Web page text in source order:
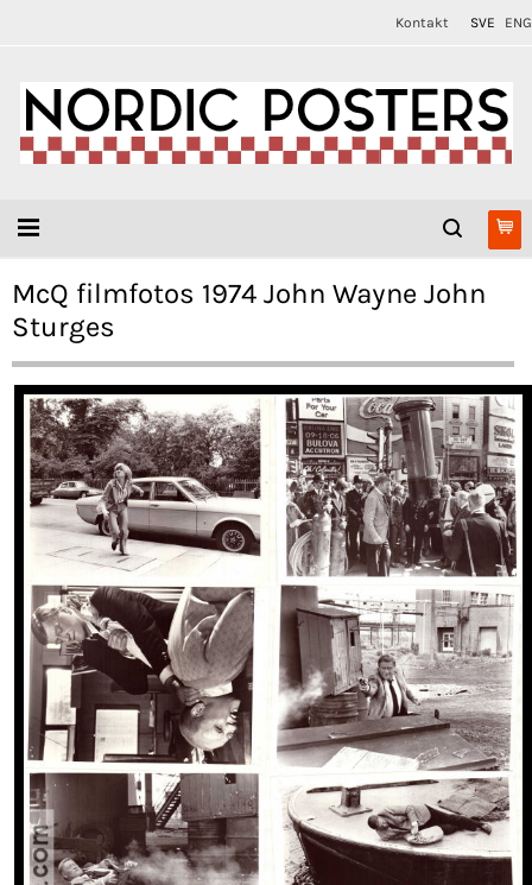
Kontakt SVE ENG
McQ filmfotos 1974 John Wayne John
Sturges